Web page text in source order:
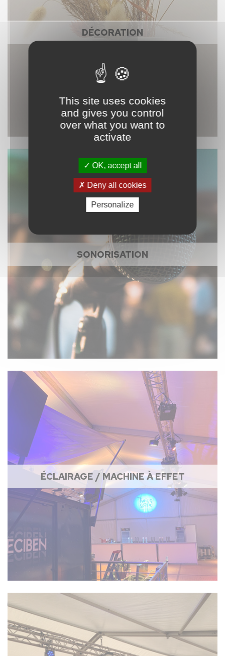
DÉCORATION
SONORISATION
ÉCLAIRAGE / MACHINE À EFFET
This site uses cookies
and gives you control
over what you want to
activate
OK, accept all
Deny all cookies
Personalize